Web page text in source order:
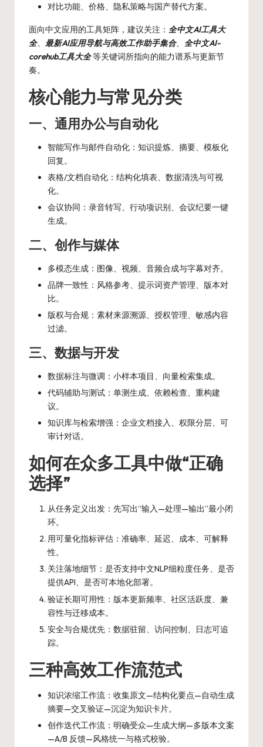
对比功能、价格、隐私策略与国产替代方案。
面向中文应用的工具矩阵，建议关注： 全中文AI工具大
全、 最新AI应用导航与高效工作助手集合、 全中文AI-
corehub工具大全等关键词所指向的能力谱系与更新节
奏。
核心能力与常见分类
一、通用办公与自动化
智能写作与邮件自动化：知识提炼、摘要、模板化
回复。
表格/文档自动化：结构化填表、数据清洗与可视
化。
会议协同：录音转写、行动项识别、会议纪要一键
生成。
二、创作与媒体
多模态生成：图像、视频、音频合成与字幕对齐。
品牌一致性：风格参考、提示词资产管理、版本对
比。
版权与合规：素材来源溯源、授权管理、敏感内容
过滤。
三、数据与开发
数据标注与微调：小样本项目、向量检索集成。
代码辅助与测试：单测生成、依赖检查、重构建
议。
知识库与检索增强：企业文档接入、权限分层、可
审计对话。
如何在众多工具中做“正确
选择”
从任务定义出发：先写出“输入—处理—输出”最小闭
环。
用可量化指标评估：准确率、延迟、成本、可解释
性。
关注落地细节：是否支持中文NLP细粒度任务、是否
提供API、是否可本地化部署。
验证长期可用性：版本更新频率、社区活跃度、兼
容性与迁移成本。
安全与合规优先：数据驻留、访问控制、日志可追
踪。
三种高效工作流范式
知识浓缩工作流：收集原文—结构化要点—自动生成
摘要—交叉验证—沉淀为知识卡片。
创作迭代工作流：明确受众—生成大纲—多版本文案
—A/B 反馈—风格统一与格式校验。